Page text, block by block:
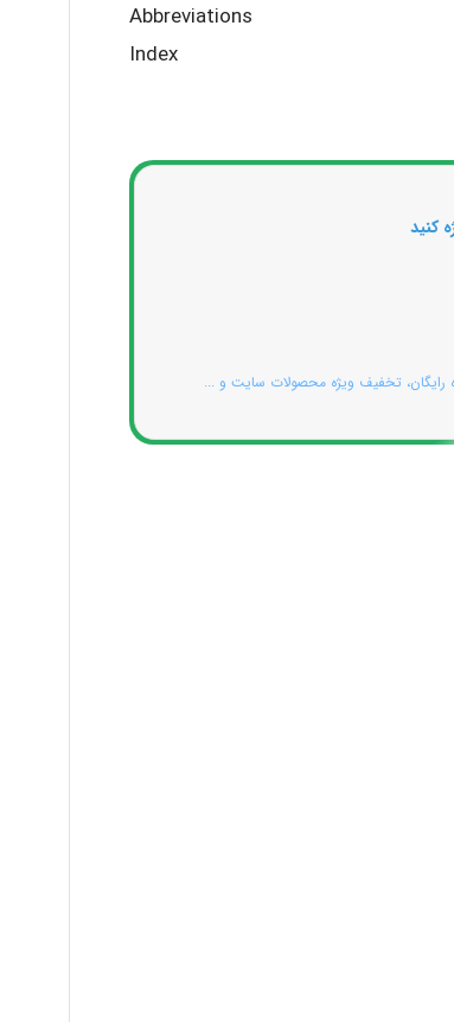
Abbreviations
Index
کنید
رایگان، تخفیف ویژه محصولات سایت و ...